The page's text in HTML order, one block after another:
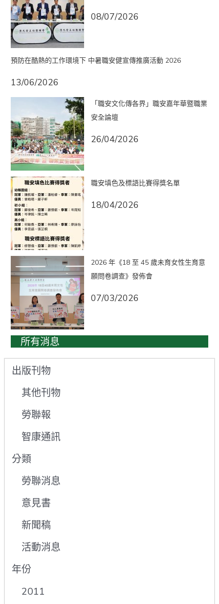
08/07/2026
預防在酷熱的工作環境下 中暑職安健宣傳推廣活動 2026
13/06/2026
「職安文化傳各界」職安嘉年華暨職業
安全論壇
26/04/2026
職安填色及標語比賽得獎名單
18/04/2026
2026 年《18 至 45 歲未育女性生育意
願問卷調查》發佈會
07/03/2026
所有消息
出版刊物
其他刊物
勞聯報
智康通訊
分類
勞聯消息
意見書
新聞稿
活動消息
年份
2011